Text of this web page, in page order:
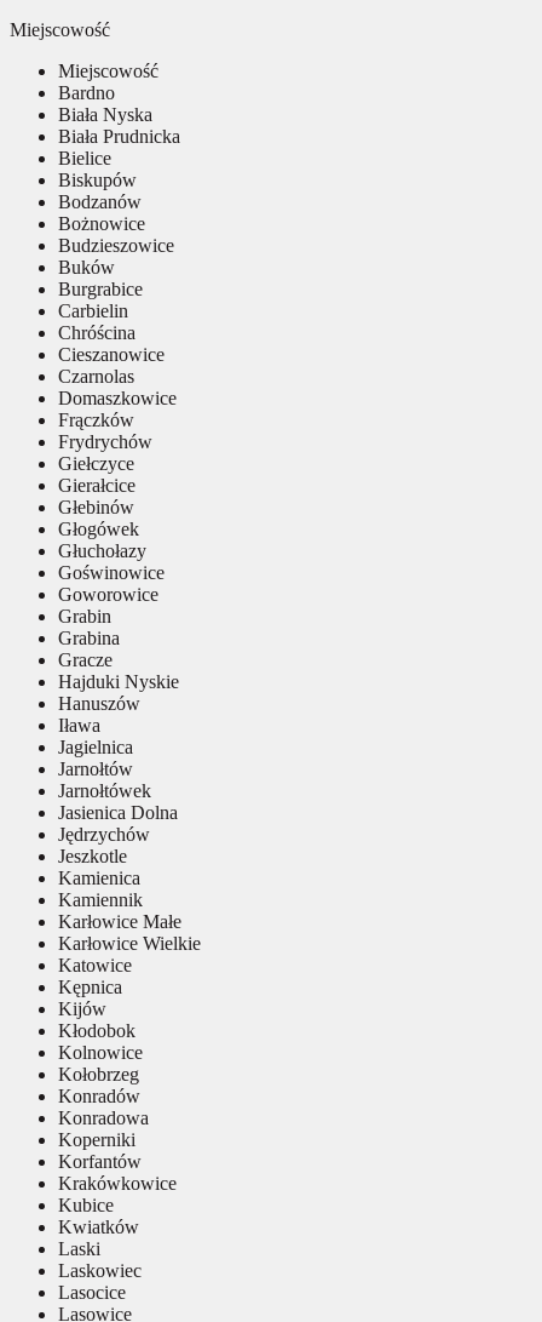
Miejscowość
Miejscowość
Bardno
Biała Nyska
Biała Prudnicka
Bielice
Biskupów
Bodzanów
Bożnowice
Budzieszowice
Buków
Burgrabice
Carbielin
Chróścina
Cieszanowice
Czarnolas
Domaszkowice
Frączków
Frydrychów
Giełczyce
Gierałcice
Głebinów
Głogówek
Głuchołazy
Goświnowice
Goworowice
Grabin
Grabina
Gracze
Hajduki Nyskie
Hanuszów
Iława
Jagielnica
Jarnołtów
Jarnołtówek
Jasienica Dolna
Jędrzychów
Jeszkotle
Kamienica
Kamiennik
Karłowice Małe
Karłowice Wielkie
Katowice
Kępnica
Kijów
Kłodobok
Kolnowice
Kołobrzeg
Konradów
Konradowa
Koperniki
Korfantów
Krakówkowice
Kubice
Kwiatków
Laski
Laskowiec
Lasocice
Lasowice